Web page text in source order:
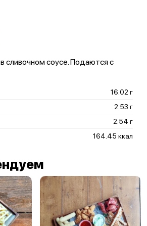
сливочном соусе. Подаются с
16.02 г
2.53 г
2.54 г
164.45 ккал